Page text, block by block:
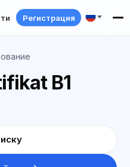
Регистрация
B1